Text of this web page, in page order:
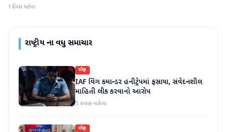
1 દિવસ પહેલા
રાષ્ટ્રીયના વધુ સમાચાર
રાષ્ટ્રીય
IAF વિંગ કમાન્ડર હનીટ્રેપમાં ફસાયા, સંવેદનશીલ
માહિતી લીક કરવાનો આરોપ
5 કલાક પહેલા
રાષ્ટ્રીય